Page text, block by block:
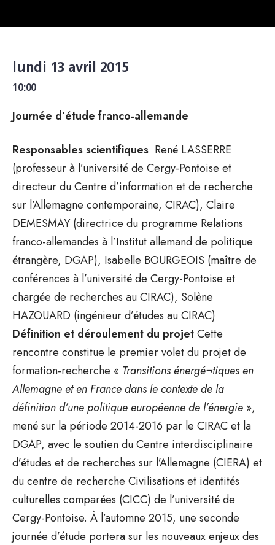
lundi 13 avril 2015
10:00
Journée d’étude franco-allemande
Responsables scientifiques René LASSERRE
(professeur à l’université de Cergy-Pontoise et
directeur du Centre d’information et de recherche
sur l’Allemagne contemporaine, CIRAC), Claire
DEMESMAY (directrice du programme Relations
franco-allemandes à l’Institut allemand de politique
étrangère, DGAP), Isabelle BOURGEOIS (maître de
conférences à l’université de Cergy-Pontoise et
chargée de recherches au CIRAC), Solène
HAZOUARD (ingénieur d’études au CIRAC)
Définition et déroulement du projetCette
rencontre constitue le premier volet du projet de
formation-recherche « Transitions énergé¬tiques en
Allemagne et en France dans le contexte de la
définition d’une politique européenne de l’énergie »,
mené sur la période 2014-2016 par le CIRAC et la
DGAP, avec le soutien du Centre interdisciplinaire
d’études et de recherches sur l’Allemagne (CIERA) et
du centre de recherche Civilisations et identités
culturelles comparées (CICC) de l’université de
Cergy-Pontoise. À l’automne 2015, une seconde
journée d’étude portera sur les nouveaux enjeux des